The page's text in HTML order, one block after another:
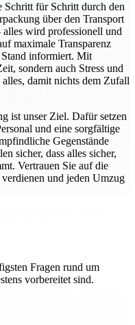
Schritt für Schritt durch den
über den Transport
wird professionell und
maximale Transparenz
Stand informiert. Mit
sondern auch Stress und
damit nichts dem Zufall
ist unser Ziel. Dafür setzen
und eine sorgfältige
Gegenstände
sicher, dass alles sicher,
Vertrauen Sie auf die
und jeden Umzug
Fragen rund um
vorbereitet sind.